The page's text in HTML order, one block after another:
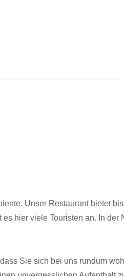
Unser Restaurant bietet
hier viele Touristen an. In
Sie sich bei uns rundum